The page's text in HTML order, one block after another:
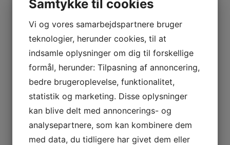
Obo
Altsax
Bladklipper
Tilbehør
Ligatur
Saxofon ligatur
Klarinet ligatur
Mundstykker
Klarinet
Alt Klarinet
Eb Klarinet
Bas Klarinet
Alt sax
Sopran sax
Baryton sax
Samtykke til cookies
Vi og vores samarbejdspartnere bruger
teknologier, herunder cookies, til at
indsamle oplysninger om dig til forskellige
formål, herunder: Tilpasning af annoncering,
bedre brugeroplevelse, funktionalitet,
statistik og marketing. Disse oplysninger
kan blive delt med annoncerings- og
analysepartnere, som kan kombinere dem
med data, du tidligere har givet dem eller